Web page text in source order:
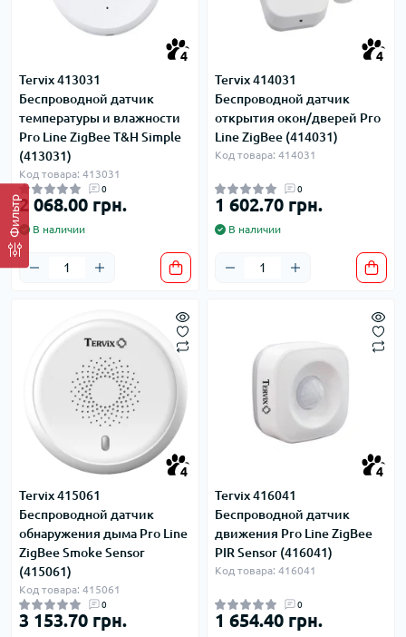
Фильтр
4
Tervix 413031
Беспроводной датчик
температуры и влажности
Pro Line ZigBee T&H Simple
(413031)
Код товара: 413031
0
2 068.00 грн.
В наличии
4
Tervix 414031
Беспроводной датчик
открытия окон/дверей Pro
Line ZigBee (414031)
Код товара: 414031
0
1 602.70 грн.
В наличии
4
Tervix 415061
Беспроводной датчик
обнаружения дыма Pro Line
ZigBee Smoke Sensor
(415061)
Код товара: 415061
0
3 153.70 грн.
4
Tervix 416041
Беспроводной датчик
движения Pro Line ZigBee
PIR Sensor (416041)
Код товара: 416041
0
1 654.40 грн.